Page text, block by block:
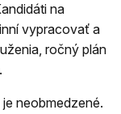
na
vypracovať a
ročný plán
neobmedzené.